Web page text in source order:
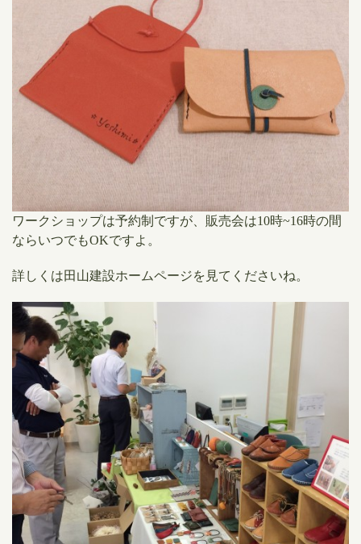
ワークショップは予約制ですが、販売会は10時~16時の間
ならいつでもOKですよ。
詳しくは田山建設ホームページを見てくださいね。